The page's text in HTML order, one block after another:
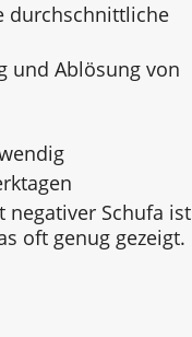
durchschnittliche
und Ablösung von
negativer Schufa ist
oft genug gezeigt.